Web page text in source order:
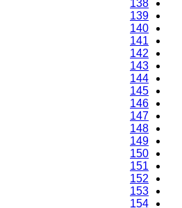
138
139
140
141
142
143
144
145
146
147
148
149
150
151
152
153
154